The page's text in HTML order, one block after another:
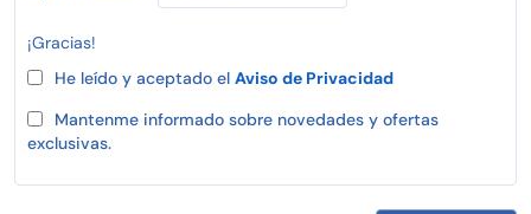
¡Gracias!
He leído y aceptado el Aviso de Privacidad
Mantenme informado sobre novedades y ofertas
exclusivas.